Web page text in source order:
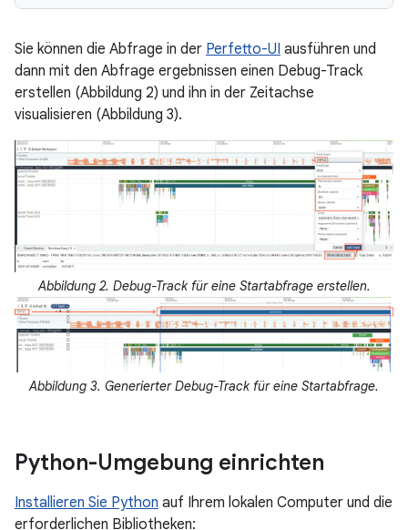
Sie können die Abfrage in der Perfetto-UI ausführen und
dann mit den Abfrage ergebnissen einen Debug-Track
erstellen (Abbildung 2) und ihn in der Zeitachse
visualisieren (Abbildung 3).
Abbildung 2. Debug-Track für eine Startabfrage erstellen.
Abbildung 3. Generierter Debug-Track für eine Startabfrage.
Python-Umgebung einrichten
Installieren Sie Python auf Ihrem lokalen Computer und die
erforderlichen Bibliotheken: